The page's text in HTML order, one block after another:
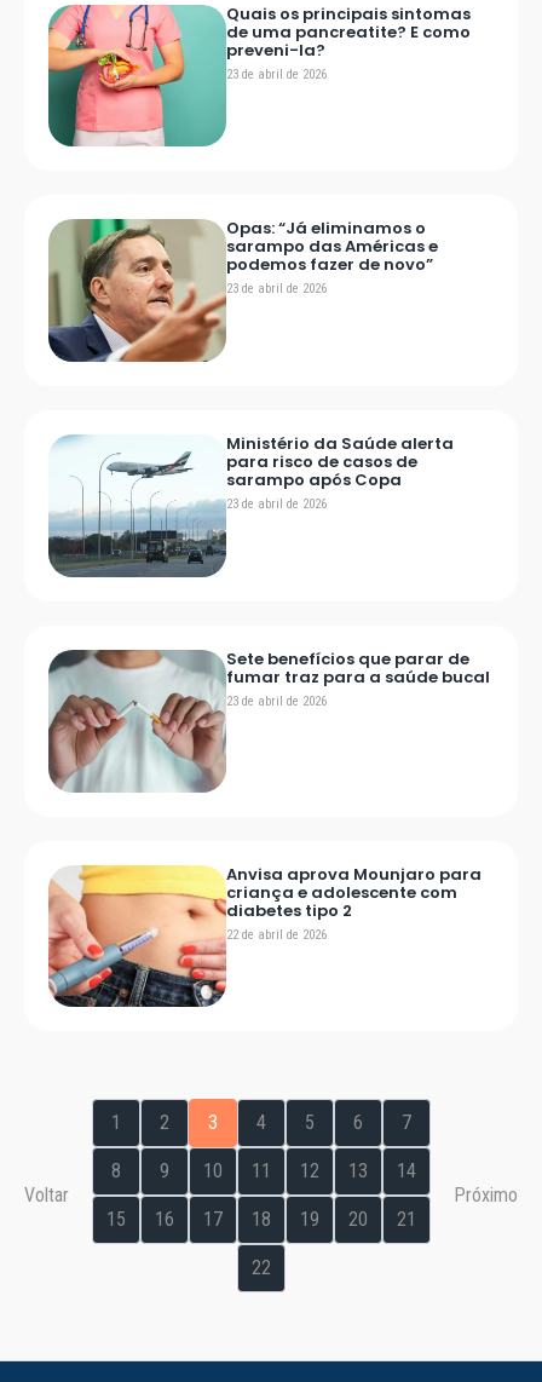
Quais os principais sintomas
de uma pancreatite? E como
preveni-la?
23 de abril de 2026
Opas: “Já eliminamos o
sarampo das Américas e
podemos fazer de novo”
23 de abril de 2026
Ministério da Saúde alerta
para risco de casos de
sarampo após Copa
23 de abril de 2026
Sete benefícios que parar de
fumar traz para a saúde bucal
23 de abril de 2026
Anvisa aprova Mounjaro para
criança e adolescente com
diabetes tipo 2
22 de abril de 2026
Voltar
1 2 3 4 5 6 7
8 9 10 11 12 13 14
15 16 17 18 19 20 21
22
Próximo